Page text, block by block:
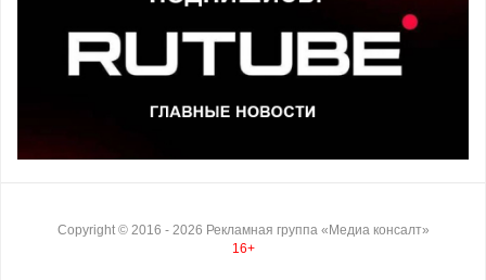
Copyright © 2016 - 2026 Рекламная группа «Медиа консалт»
16+